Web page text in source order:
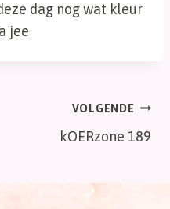
dag nog wat kleur
jee
VOLGENDE
kOERzone 189